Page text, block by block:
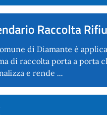
Raccolta
di Diamante è
di raccolta porta a porta
e rende ...